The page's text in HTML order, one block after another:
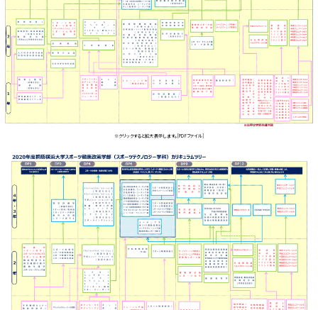
※クリックすると拡大表示します。[PDFファイル]